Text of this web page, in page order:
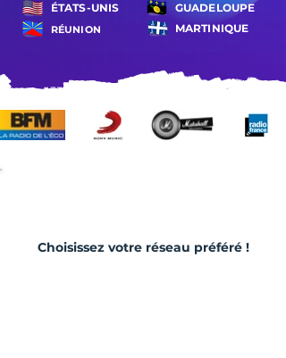
ÉTATS-UNIS
RÉUNION
GUADELOUPE
MARTINIQUE
Choisissezvotre réseau préféré !